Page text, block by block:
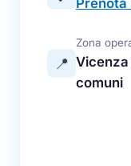
📍
Zona
comuni